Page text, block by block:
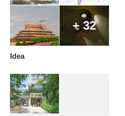
+ 32
Idea